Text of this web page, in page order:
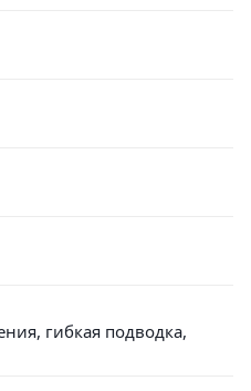
гибкая подводка,